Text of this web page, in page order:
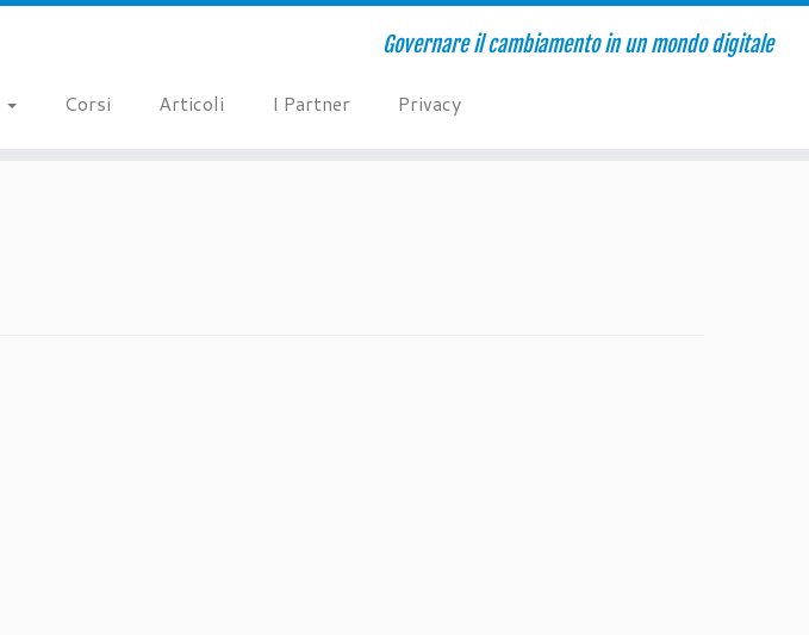
Governare il cambiamento in un mondo digitale
Corsi Articoli I Partner Privacy